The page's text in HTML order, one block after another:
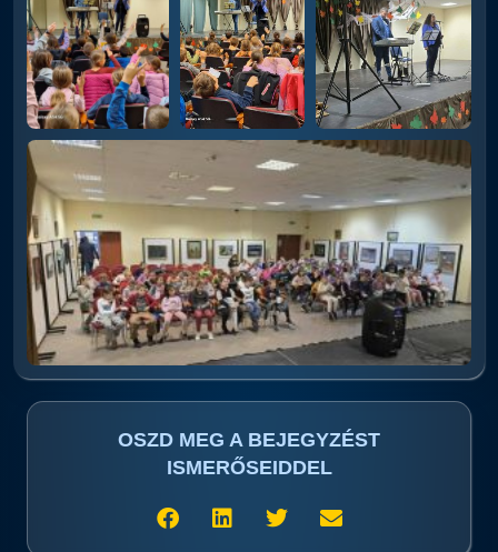
OSZD MEG A BEJEGYZÉST
ISMERŐSEIDDEL